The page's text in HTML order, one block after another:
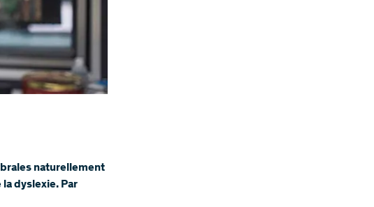
naturellement
dyslexie. Par